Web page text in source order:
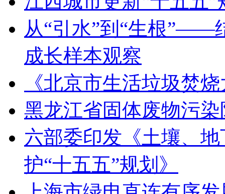
从“引水”到“生根”——
成长样本观察
《北京市生活垃圾焚
黑龙江省固体废物污
六部委印发《土壤、
护“十五五”规划》